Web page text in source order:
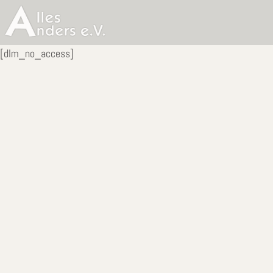
[dlm_no_access]